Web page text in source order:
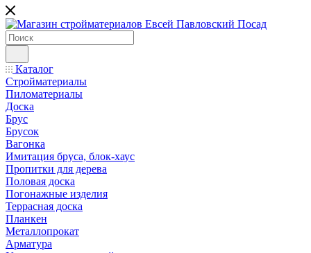
Каталог
Стройматериалы
Пиломатериалы
Доска
Брус
Брусок
Вагонка
Имитация бруса, блок-хаус
Пропитки для дерева
Половая доска
Погонажные изделия
Террасная доска
Планкен
Металлопрокат
Арматура